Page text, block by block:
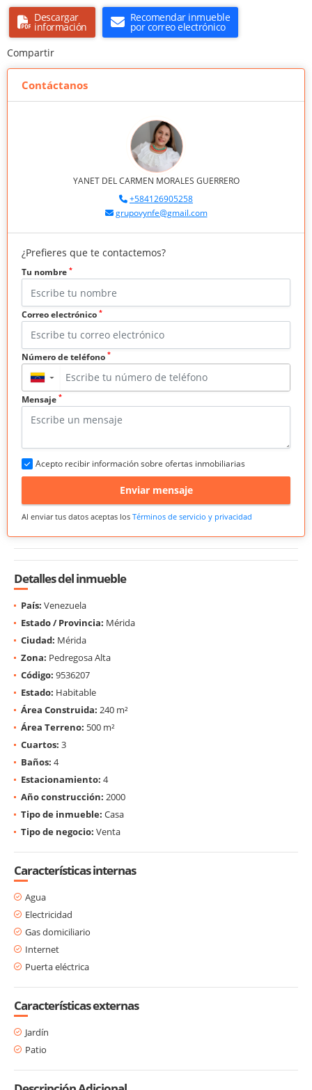
Descargar
información
Recomendar inmueble
por correo electrónico
Compartir
Contáctanos
YANET DEL CARMEN MORALES GUERRERO
+584126905258
grupovynfe@gmail.com
¿Prefieres que te contactemos?
Tu nombre *
Correo electrónico *
Número de teléfono *
▼
Mensaje *
Acepto recibir información sobre ofertas inmobiliarias
Enviar mensaje
Al enviar tus datos aceptas los Términos de servicio y privacidad
Detalles del inmueble
País: Venezuela
Estado / Provincia: Mérida
Ciudad: Mérida
Zona: Pedregosa Alta
Código: 9536207
Estado: Habitable
Área Construida: 240 m²
Área Terreno: 500 m²
Cuartos: 3
Baños: 4
Estacionamiento: 4
Año construcción: 2000
Tipo de inmueble: Casa
Tipo de negocio: Venta
Características internas
Agua
Electricidad
Gas domiciliario
Internet
Puerta eléctrica
Características externas
Jardín
Patio